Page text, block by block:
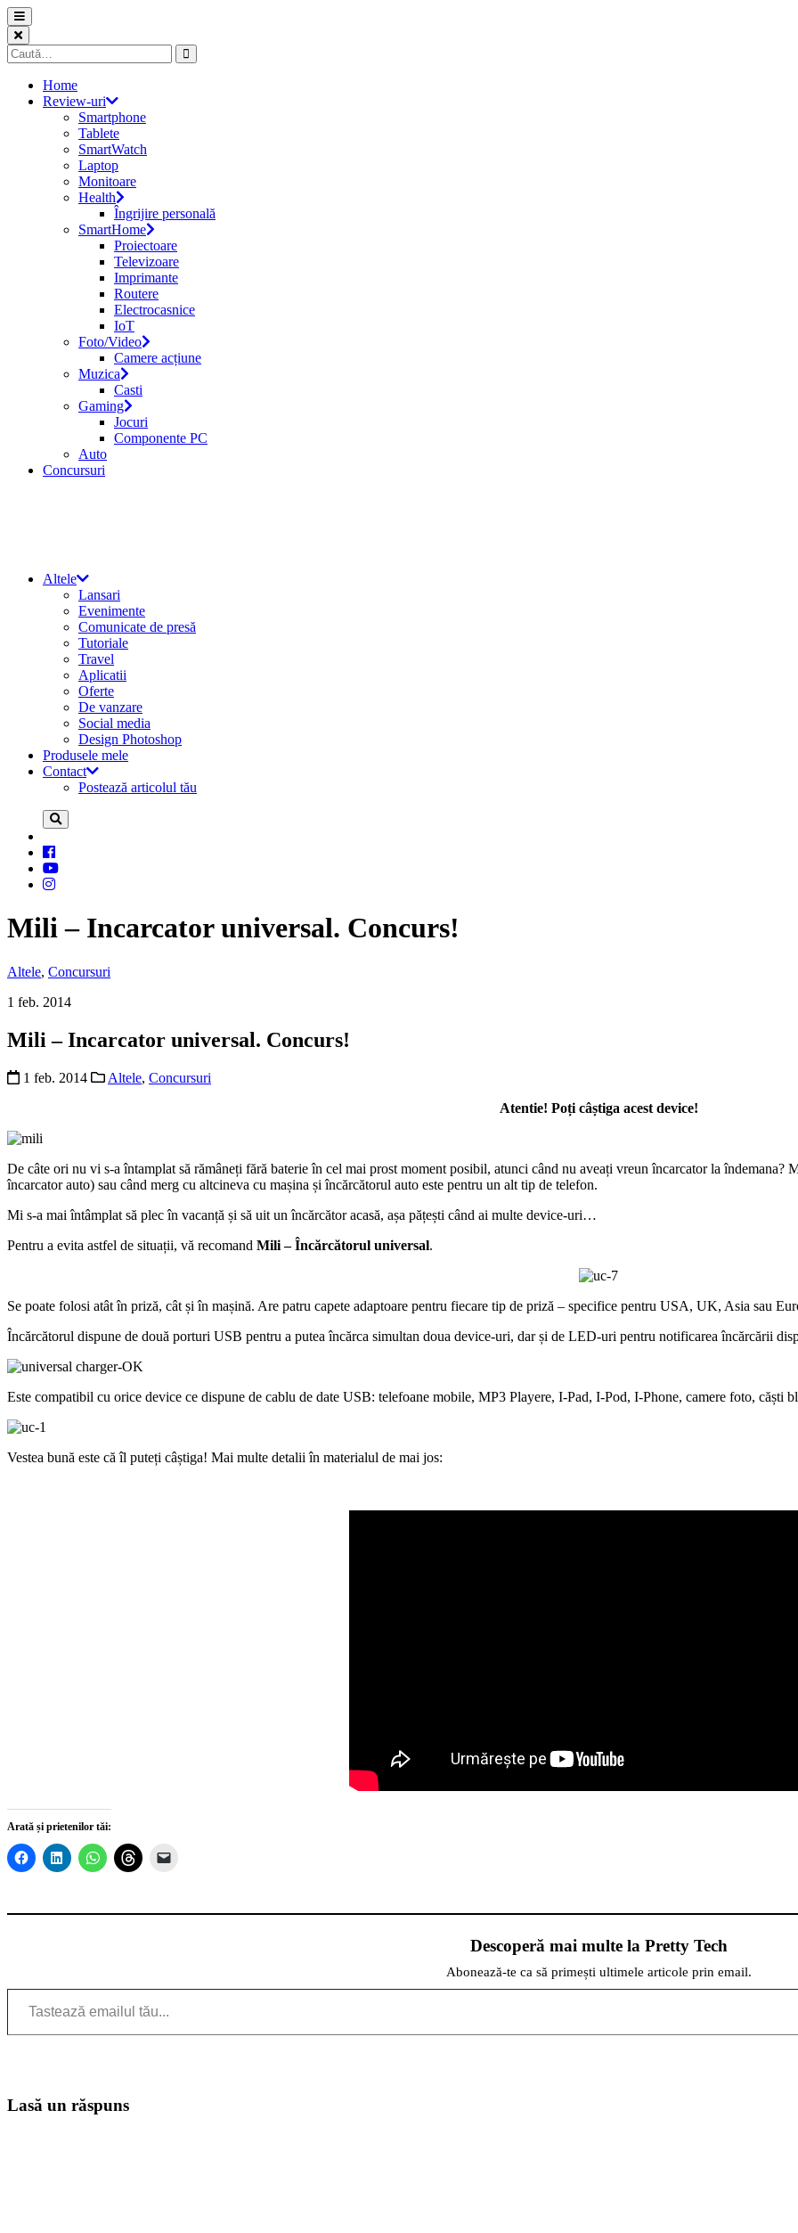
Skip
to
content
Caută
după:
Home
Review-uri
Smartphone
Tablete
SmartWatch
Laptop
Monitoare
Health
Îngrijire personală
SmartHome
Proiectoare
Televizoare
Imprimante
Routere
Electrocasnice
IoT
Foto/Video
Camere acțiune
Muzica
Casti
Gaming
Jocuri
Componente PC
Auto
Concursuri
Altele
Lansari
Evenimente
Comunicate de presă
Tutoriale
Travel
Aplicatii
Oferte
De vanzare
Social media
Design Photoshop
Produsele mele
Contact
Postează articolul tău
Mili – Incarcator universal. Concurs!
Altele, Concursuri
1 feb. 2014
Mili – Incarcator universal. Concurs!
1 feb. 2014 Altele, Concursuri
Atentie! Poți câștiga acest device!
De câte ori nu vi s-a întamplat să rămâneți fără baterie în cel mai prost moment posibil, atunci când nu aveați vreun încarcator la îndemana?
încarcator auto) sau când merg cu altcineva cu mașina și încărcătorul auto este pentru un alt tip de telefon.
Mi s-a mai întâmplat să plec în vacanță și să uit un încărcător acasă, așa pățești când ai multe device-uri…
Pentru a evita astfel de situații, vă recomand Mili – Încărcătorul universal.
Se poate folosi atât în priză, cât și în mașină. Are patru capete adaptoare pentru fiecare tip de priză – specifice pentru USA, UK, Asia sau
Încărcătorul dispune de două porturi USB pentru a putea încărca simultan doua device-uri, dar și de LED-uri pentru notificarea încărcării
Este compatibil cu orice device ce dispune de cablu de date USB: telefoane mobile, MP3 Playere, I-Pad, I-Pod, I-Phone, camere foto, căști
Vestea bună este că îl puteți câștiga! Mai multe detalii în materialul de mai jos:
Arată și prietenilor tăi:
Descoperă mai multe la Pretty Tech
Abonează-te ca să primești ultimele articole prin email.
Tastează emailul tău...
Lasă un răspuns